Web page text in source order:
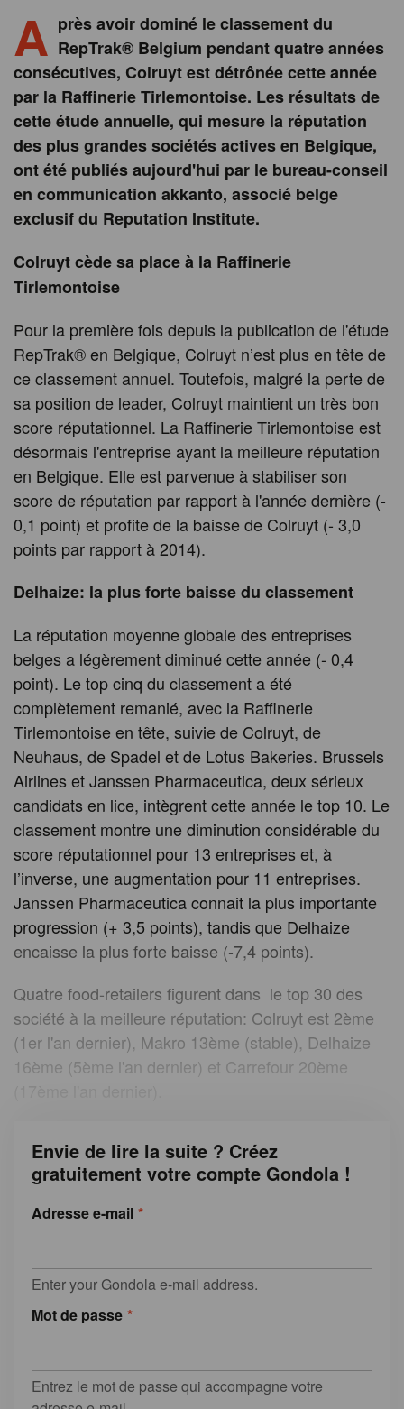
A près avoir dominé le classement du
RepTrak® Belgium pendant quatre années
consécutives, Colruyt est détrônée cette année
par la Raffinerie Tirlemontoise. Les résultats de
cette étude annuelle, qui mesure la réputation
des plus grandes sociétés actives en Belgique,
ont été publiés aujourd'hui par le bureau-conseil
en communication akkanto, associé belge
exclusif du Reputation Institute.
Colruyt cède sa place à la Raffinerie
Tirlemontoise
Pour la première fois depuis la publication de l'étude
RepTrak® en Belgique, Colruyt n’est plus en tête de
ce classement annuel. Toutefois, malgré la perte de
sa position de leader, Colruyt maintient un très bon
score réputationnel. La Raffinerie Tirlemontoise est
désormais l'entreprise ayant la meilleure réputation
en Belgique. Elle est parvenue à stabiliser son
score de réputation par rapport à l'année dernière (-
0,1 point) et profite de la baisse de Colruyt (- 3,0
points par rapport à 2014).
Delhaize: la plus forte baisse du classement
La réputation moyenne globale des entreprises
belges a légèrement diminué cette année (- 0,4
point). Le top cinq du classement a été
complètement remanié, avec la Raffinerie
Tirlemontoise en tête, suivie de Colruyt, de
Neuhaus, de Spadel et de Lotus Bakeries. Brussels
Airlines et Janssen Pharmaceutica, deux sérieux
candidats en lice, intègrent cette année le top 10. Le
classement montre une diminution considérable du
score réputationnel pour 13 entreprises et, à
l’inverse, une augmentation pour 11 entreprises.
Janssen Pharmaceutica connait la plus importante
progression (+ 3,5 points), tandis que Delhaize
encaisse la plus forte baisse (-7,4 points).
Quatre food-retailers figurent dans le top 30 des
société à la meilleure réputation: Colruyt est 2ème
(1er l'an dernier), Makro 13ème (stable), Delhaize
16ème (5ème l'an dernier) et Carrefour 20ème
Envie de lire la suite ? Créez
gratuitement votre compte Gondola !
Adresse e-mail
Enter your Gondola e-mail address.
Mot de passe
Entrez le mot de passe qui accompagne votre